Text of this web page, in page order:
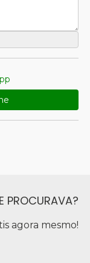
PROCURAVA?
agora mesmo!